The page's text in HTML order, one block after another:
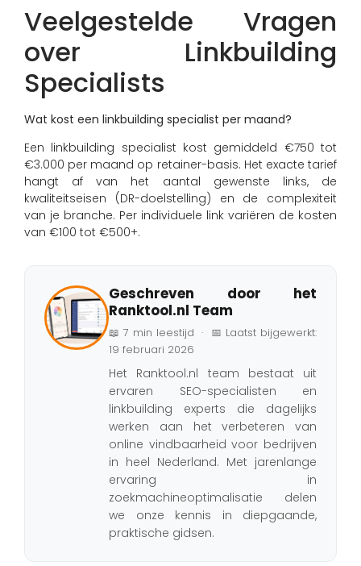
Veelgestelde Vragen
over Linkbuilding
Specialists
Wat kost een linkbuilding specialist per maand?
Een linkbuilding specialist kost gemiddeld €750 tot
€3.000 per maand op retainer-basis. Het exacte tarief
hangt af van het aantal gewenste links, de
kwaliteitseisen (DR-doelstelling) en de complexiteit
van je branche. Per individuele link variëren de kosten
van €100 tot €500+.
Geschreven door het
Ranktool.nl Team
📖 7 min leestijd · 📅 Laatst bijgewerkt:
19 februari 2026
Het Ranktool.nl team bestaat uit
ervaren SEO-specialisten en
linkbuilding experts die dagelijks
werken aan het verbeteren van
online vindbaarheid voor bedrijven
in heel Nederland. Met jarenlange
ervaring in
zoekmachineoptimalisatie delen
we onze kennis in diepgaande,
praktische gidsen.